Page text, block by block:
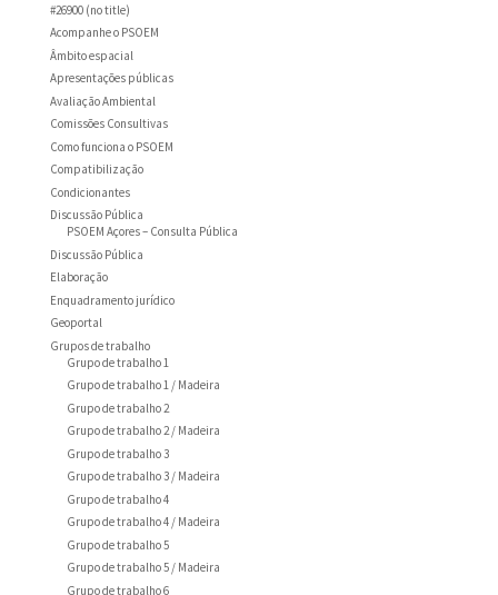
#26900 (no title)
Acompanhe o PSOEM
Âmbito espacial
Apresentações públicas
Avaliação Ambiental
Comissões Consultivas
Como funciona o PSOEM
Compatibilização
Condicionantes
Discussão Pública
PSOEM Açores – Consulta Pública
Discussão Pública
Elaboração
Enquadramento jurídico
Geoportal
Grupos de trabalho
Grupo de trabalho 1
Grupo de trabalho 1 / Madeira
Grupo de trabalho 2
Grupo de trabalho 2 / Madeira
Grupo de trabalho 3
Grupo de trabalho 3 / Madeira
Grupo de trabalho 4
Grupo de trabalho 4 / Madeira
Grupo de trabalho 5
Grupo de trabalho 5 / Madeira
Grupo de trabalho 6